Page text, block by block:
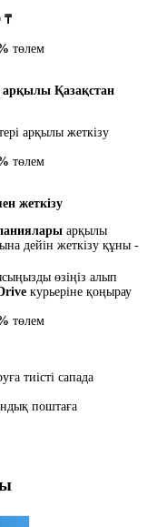
₸
төлем
арқылы Қазақстан
арқылы жеткізу
төлем
жеткізу
арқылы
дейін жеткізу құны -
өзіңіз алып
курьеріне қоңырау
төлем
тиісті сапада
поштаға